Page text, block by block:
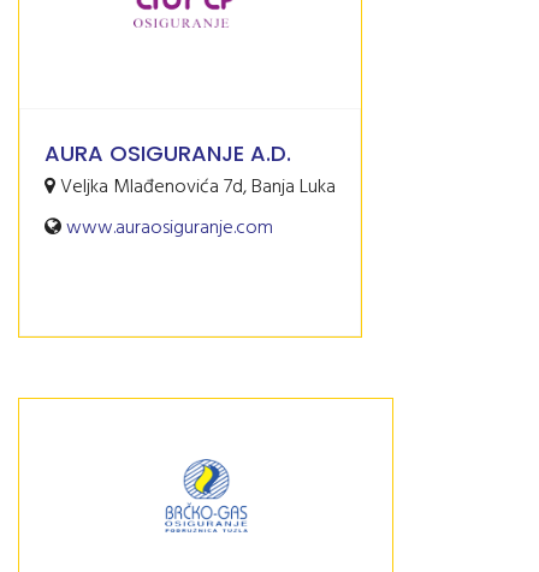
AURA OSIGURANJE A.D.
Veljka Mlađenovića 7d, Banja Luka
www.auraosiguranje.com